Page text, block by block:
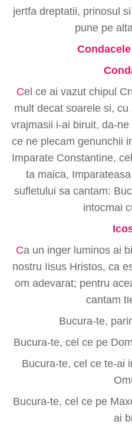
jertfa dreptatii, prinosul
pune pe
Cel ce ai vazut chipul
mult decat soarele si,
vrajmasii i-ai biruit, da-
ce ne plecam genunchii
Imparate Constantine,
ta maica,
sufletului sa cantam:
intocmai
Ca un inger luminos ai
nostru Iisus Hristos, ca
om adevarat; pentru
cantam
Bucura-te,
Bucura-te, cel ce pe
Bucura-te, cel ce te-ai
Bucura-te, cel ce pe
ai